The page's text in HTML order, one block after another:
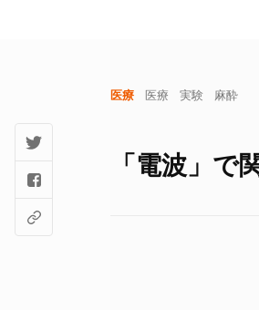
医療 医療 実験 麻酔
「電波」